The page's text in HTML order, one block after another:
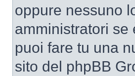
oppure nessuno
amministratori se
puoi fare tu una
sito del phpBB